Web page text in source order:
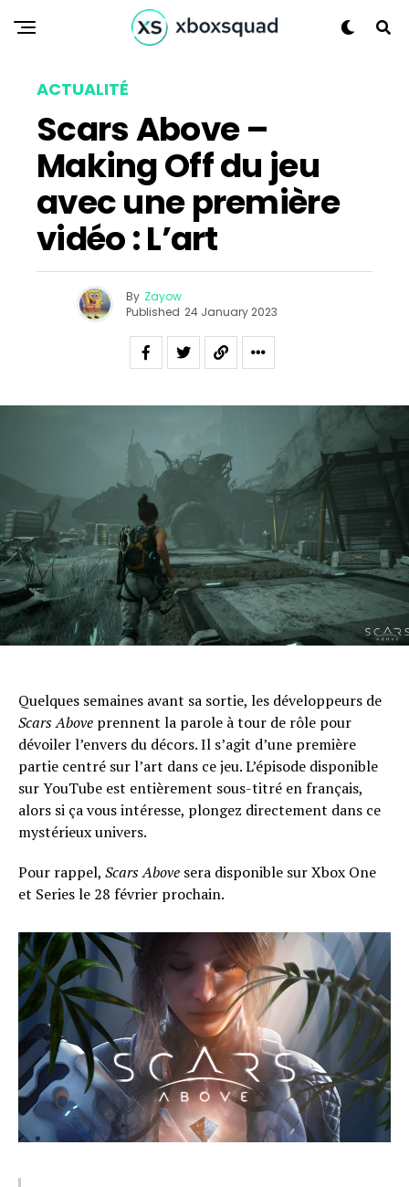
ACTUALITÉ
Scars Above –
Making Off du jeu
avec une première
vidéo : L’art
By Zayow
Published 24 January 2023
Quelques semaines avant sa sortie, les développeurs de
Scars Above prennent la parole à tour de rôle pour
dévoiler l’envers du décors. Il s’agit d’une première
partie centré sur l’art dans ce jeu. L’épisode disponible
sur YouTube est entièrement sous-titré en français,
alors si ça vous intéresse, plongez directement dans ce
mystérieux univers.
Pour rappel, Scars Above sera disponible sur Xbox One
et Series le 28 février prochain.
Flipboard
Reddit
Pinterest
Whatsapp
Email